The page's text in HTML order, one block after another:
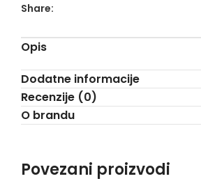
Share:
Opis
Dodatne informacije
Recenzije (0)
O brandu
Povezani proizvodi